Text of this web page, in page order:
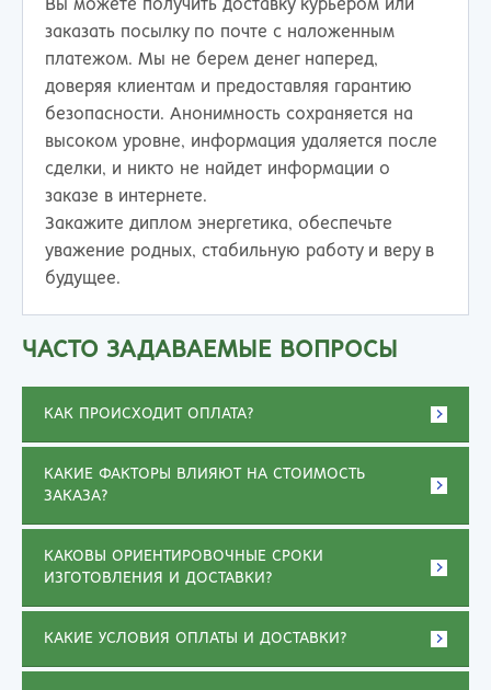
Вы можете получить доставку курьером или
заказать посылку по почте с наложенным
платежом. Мы не берем денег наперед,
доверяя клиентам и предоставляя гарантию
безопасности. Анонимность сохраняется на
высоком уровне, информация удаляется после
сделки, и никто не найдет информации о
заказе в интернете.
Закажите диплом энергетика, обеспечьте
уважение родных, стабильную работу и веру в
будущее.
ЧАСТО ЗАДАВАЕМЫЕ ВОПРОСЫ
КАК ПРОИСХОДИТ ОПЛАТА?
КАКИЕ ФАКТОРЫ ВЛИЯЮТ НА СТОИМОСТЬ
ЗАКАЗА?
КАКОВЫ ОРИЕНТИРОВОЧНЫЕ СРОКИ
ИЗГОТОВЛЕНИЯ И ДОСТАВКИ?
КАКИЕ УСЛОВИЯ ОПЛАТЫ И ДОСТАВКИ?